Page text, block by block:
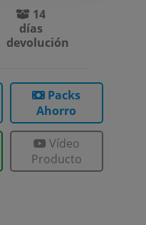
14
días
devolución
Packs
Ahorro
Vídeo
Producto